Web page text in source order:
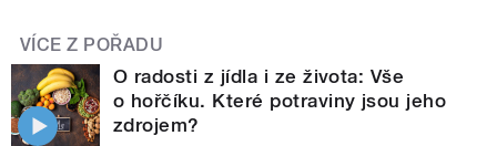
VÍCE Z POŘADU
O radosti z jídla i ze života: Vše
o hořčíku. Které potraviny jsou jeho
zdrojem?